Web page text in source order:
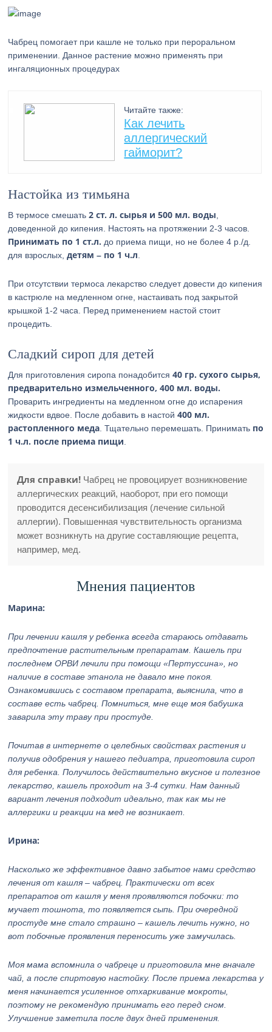
Чабрец помогает при кашле не только при пероральном
применении. Данное растение можно применять при
ингаляционных процедурах
Читайте также:
Как лечить
аллергический
гайморит?
Настойка из тимьяна
В термосе смешать2 ст. л. сырья и 500 мл. воды
доведенной до кипения. Настоять на протяжении 2-3 часов.
Принимать по 1 ст.л. до приема пищи, но не более 4 р./д.
для взрослых,детям – по 1 ч.л
При отсутствии термоса лекарство следует довести до кипения
в кастрюле на медленном огне, настаивать под закрытой
крышкой 1-2 часа. Перед применением настой стоит
процедить.
Сладкий сироп для детей
Для приготовления сиропа понадобится40 гр. сухого сырья,
предварительно измельченного, 400 мл. воды.
Проварить ингредиенты на медленном огне до испарения
жидкости вдвое. После добавить в настой400 мл.
растопленного меда . Тщательно перемешать. Принимать по
1 ч.л. после приема пищи
Для справки! Чабрец не провоцирует возникновение
аллергических реакций, наоборот, при его помощи
проводится десенсибилизация (лечение сильной
аллергии). Повышенная чувствительность организма
может возникнуть на другие составляющие рецепта,
например, мед.
Мнения пациентов
Марина:
При лечении кашля у ребенка всегда стараюсь отдавать
предпочтение растительным препаратам. Кашель при
последнем ОРВИ лечили при помощи «Пертуссина», но
наличие в составе этанола не давало мне покоя.
Ознакомившись с составом препарата, выяснила, что в
составе есть чабрец. Помниться, мне еще моя бабушка
заварила эту траву при простуде.
Почитав в интернете о целебных свойствах растения и
получив одобрения у нашего педиатра, приготовила сироп
для ребенка. Получилось действительно вкусное и полезное
лекарство, кашель проходит на 3-4 сутки. Нам данный
вариант лечения подходит идеально, так как мы не
аллергики и реакции на мед не возникает.
Ирина:
Насколько же эффективное давно забытое нами средство
лечения от кашля – чабрец. Практически от всех
препаратов от кашля у меня проявляются побочки: то
мучает тошнота, то появляется сыпь. При очередной
простуде мне стало страшно – кашель лечить нужно, но
вот побочные проявления переносить уже замучилась.
Моя мама вспомнила о чабреце и приготовила мне вначале
чай, а после спиртовую настойку. После приема лекарства у
меня начинается усиленное отхаркивание мокроты,
поэтому не рекомендую принимать его перед сном.
Улучшение заметила после двух дней применения.